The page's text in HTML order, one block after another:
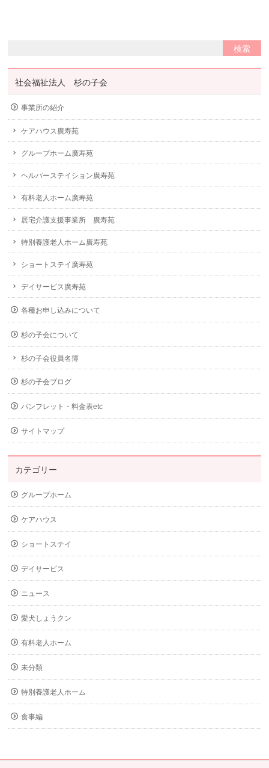
社会福祉法人 杉の子会
事業所の紹介
ケアハウス廣寿苑
グループホーム廣寿苑
ヘルパーステイション廣寿苑
有料老人ホーム廣寿苑
居宅介護支援事業所 廣寿苑
特別養護老人ホーム廣寿苑
ショートステイ廣寿苑
デイサービス廣寿苑
各種お申し込みについて
杉の子会について
杉の子会役員名簿
杉の子会ブログ
パンフレット・料金表etc
サイトマップ
カテゴリー
グループホーム
ケアハウス
ショートステイ
デイサービス
ニュース
愛犬しょうクン
有料老人ホーム
未分類
特別養護老人ホーム
食事編